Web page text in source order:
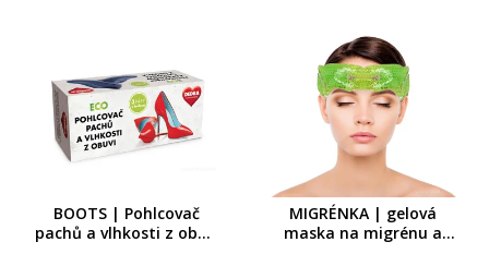
BOOTS | Pohlcovač
pachů a vlhkosti z obuvi
MIGRÉNKA | gelová
maska na migrénu a